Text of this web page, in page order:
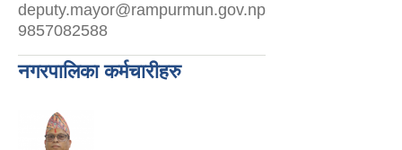
deputy.mayor@rampurmun.gov.np
9857082588
नगरपालिका कर्मचारीहरु